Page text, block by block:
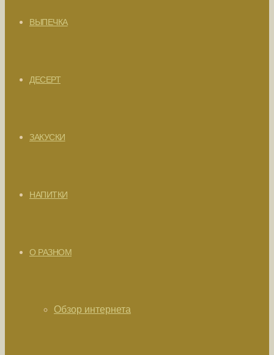
ВЫПЕЧКА
ДЕСЕРТ
ЗАКУСКИ
НАПИТКИ
О РАЗНОМ
Обзор интернета